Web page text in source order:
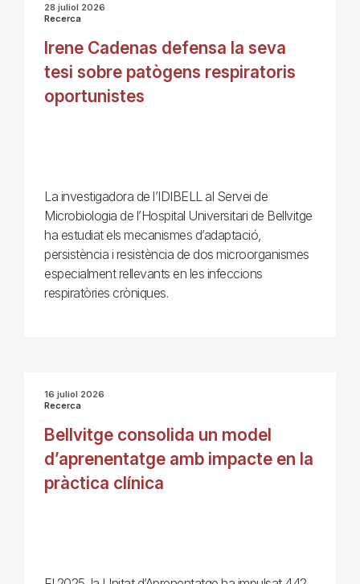
28 juliol 2026
Recerca
Irene Cadenas defensa la seva
tesi sobre patògens respiratoris
oportunistes
La investigadora de l’IDIBELL al Servei de
Microbiologia de l’Hospital Universitari de Bellvitge
ha estudiat els mecanismes d’adaptació,
persistència i resistència de dos microorganismes
especialment rellevants en les infeccions
respiratòries cròniques.
16 juliol 2026
Recerca
Bellvitge consolida un model
d’aprenentatge amb impacte en la
pràctica clínica